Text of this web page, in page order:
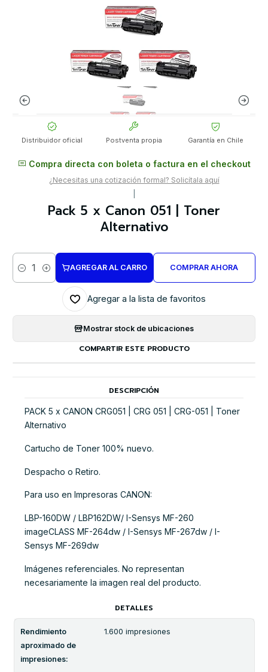
Distribuidor oficial Postventa propia Garantía en Chile
Compra directa con boleta o factura en el checkout
¿Necesitas una cotización formal? Solicítala aquí
Pack 5 x Canon 051 | Toner
Alternativo
Cantidad
AGREGAR AL CARRO COMPRAR AHORA
Agregar a la lista de favoritos
Mostrar stock de ubicaciones
COMPARTIR ESTE PRODUCTO
DESCRIPCIÓN
PACK 5 x CANON CRG051 | CRG 051 | CRG-051 | Toner
Alternativo
Cartucho de Toner 100% nuevo.
Despacho o Retiro.
Para uso en Impresoras CANON:
LBP-160DW / LBP162DW/ I-Sensys MF-260
imageCLASS MF-264dw / I-Sensys MF-267dw / I-
Sensys MF-269dw
Imágenes referenciales. No representan
necesariamente la imagen real del producto.
DETALLES
Rendimiento
aproximado de
impresiones:
1.600 impresiones